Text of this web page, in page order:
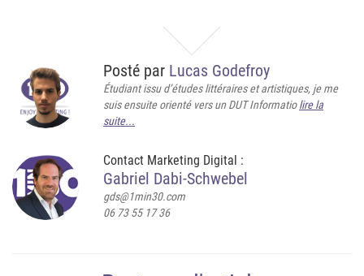
Posté par Lucas Godefroy
Étudiant issu d’études littéraires et artistiques, je me
suis ensuite orienté vers un DUT Informatiolire la
suite...
Contact Marketing Digital :
Gabriel Dabi-Schwebel
gds@1min30.com
06 73 55 17 36